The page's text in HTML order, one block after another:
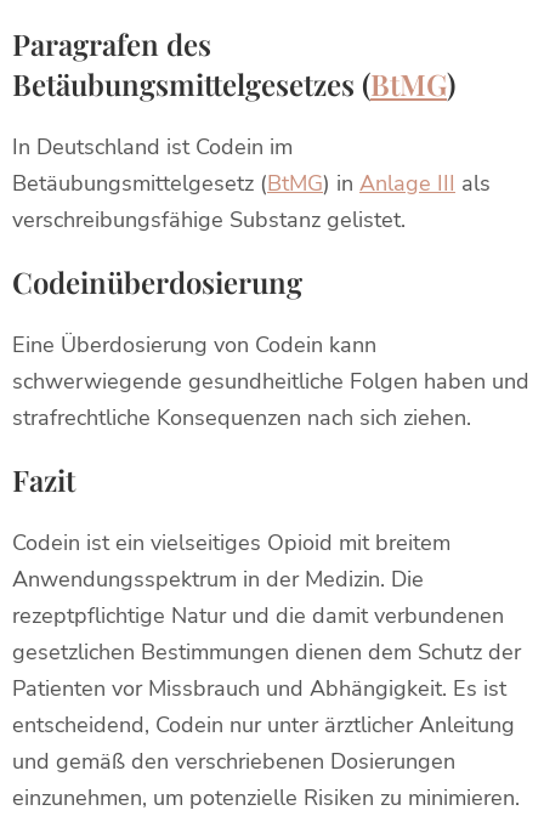
Paragrafen des
Betäubungsmittelgesetzes (BtMG)
In Deutschland ist Codein im
Betäubungsmittelgesetz (BtMG) in Anlage III als
verschreibungsfähige Substanz gelistet.
Codeinüberdosierung
Eine Überdosierung von Codein kann
schwerwiegende gesundheitliche Folgen haben und
strafrechtliche Konsequenzen nach sich ziehen.
Fazit
Codein ist ein vielseitiges Opioid mit breitem
Anwendungsspektrum in der Medizin. Die
rezeptpflichtige Natur und die damit verbundenen
gesetzlichen Bestimmungen dienen dem Schutz der
Patienten vor Missbrauch und Abhängigkeit. Es ist
entscheidend, Codein nur unter ärztlicher Anleitung
und gemäß den verschriebenen Dosierungen
einzunehmen, um potenzielle Risiken zu minimieren.